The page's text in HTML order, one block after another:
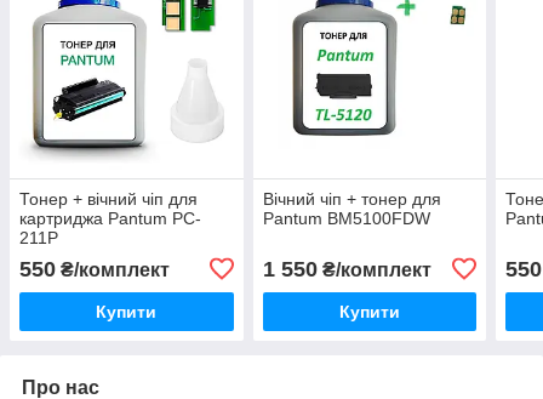
Тонер + вічний чіп для
картриджа Pantum PC-
211P
550 ₴/комплект
Купити
Вічний чіп + тонер для
Pantum BM5100FDW​​​​​​​
1 550₴/комплект
Купити
550
Про нас